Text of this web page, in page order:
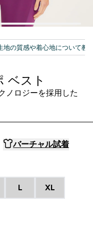
ベスト
ノロジーを採用した
バーチャル試着
L XL